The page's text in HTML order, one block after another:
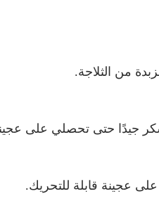
من الثلاجة.
جيدًا حتى تحصلي على
عجينة قابلة للتحريك.